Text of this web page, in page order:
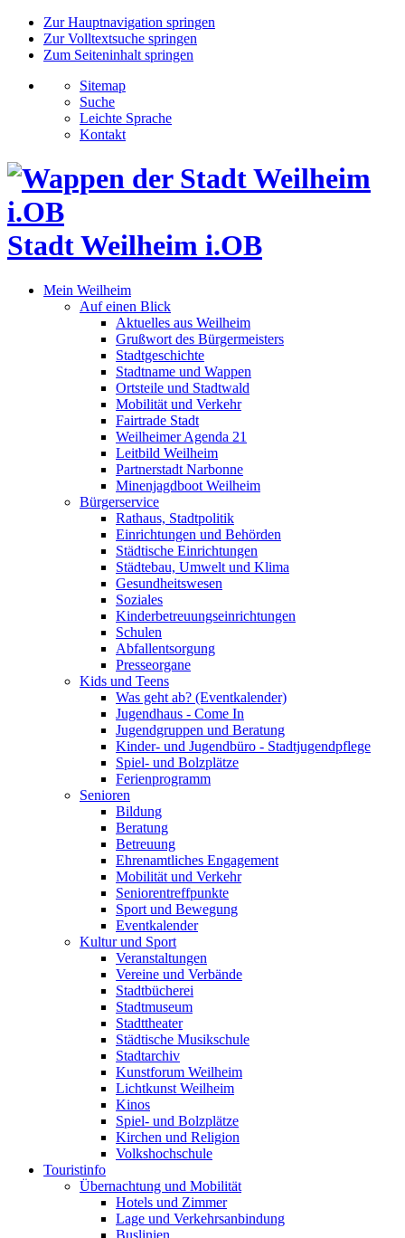
Zur Hauptnavigation springen
Zur Volltextsuche springen
Zum Seiteninhalt springen
Sitemap
Suche
Leichte Sprache
Kontakt
Stadt Weilheim i.OB
Mein Weilheim
Auf einen Blick
Aktuelles aus Weilheim
Grußwort des Bürgermeisters
Stadtgeschichte
Stadtname und Wappen
Ortsteile und Stadtwald
Mobilität und Verkehr
Fairtrade Stadt
Weilheimer Agenda 21
Leitbild Weilheim
Partnerstadt Narbonne
Minenjagdboot Weilheim
Bürgerservice
Rathaus, Stadtpolitik
Einrichtungen und Behörden
Städtische Einrichtungen
Städtebau, Umwelt und Klima
Gesundheitswesen
Soziales
Kinderbetreuungseinrichtungen
Schulen
Abfallentsorgung
Presseorgane
Kids und Teens
Was geht ab? (Eventkalender)
Jugendhaus - Come In
Jugendgruppen und Beratung
Kinder- und Jugendbüro - Stadtjugendpflege
Spiel- und Bolzplätze
Ferienprogramm
Senioren
Bildung
Beratung
Betreuung
Ehrenamtliches Engagement
Mobilität und Verkehr
Seniorentreffpunkte
Sport und Bewegung
Eventkalender
Kultur und Sport
Veranstaltungen
Vereine und Verbände
Stadtbücherei
Stadtmuseum
Stadttheater
Städtische Musikschule
Stadtarchiv
Kunstforum Weilheim
Lichtkunst Weilheim
Kinos
Spiel- und Bolzplätze
Kirchen und Religion
Volkshochschule
Touristinfo
Übernachtung und Mobilität
Hotels und Zimmer
Lage und Verkehrsanbindung
Buslinien